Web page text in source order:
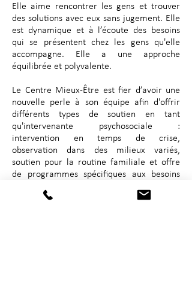
Elle aime rencontrer les gens et trouver
des solutions avec eux sans jugement. Elle
est dynamique et à l’écoute des besoins
qui se présentent chez les gens qu'elle
accompagne. Elle a une approche
équilibrée et polyvalente.
Le Centre Mieux-Être est fier d’avoir une
nouvelle perle à son équipe afin d'offrir
différents types de soutien en tant
qu'intervenante psychosociale :
intervention en temps de crise,
observation dans des milieux variés,
soutien pour la routine familiale et offre
de programmes spécifiques aux besoins
individus.